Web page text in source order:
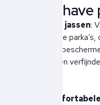
Must-
Luxe jassen:
warme
je te
ze een